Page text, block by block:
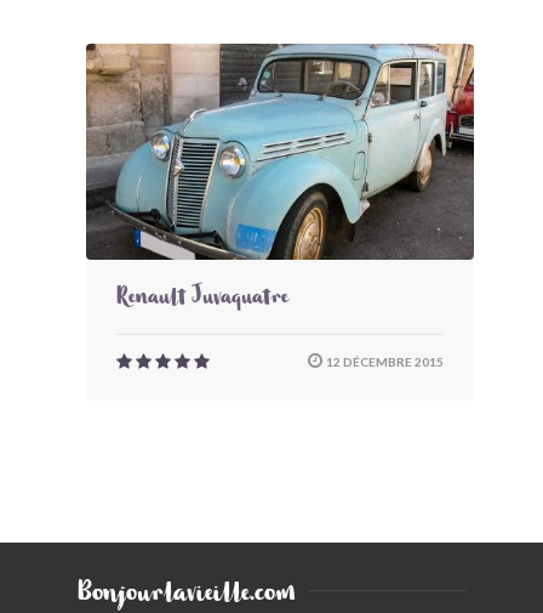
Renault Juvaquatre
12 DÉCEMBRE 2015
Bonjourlavieille.com